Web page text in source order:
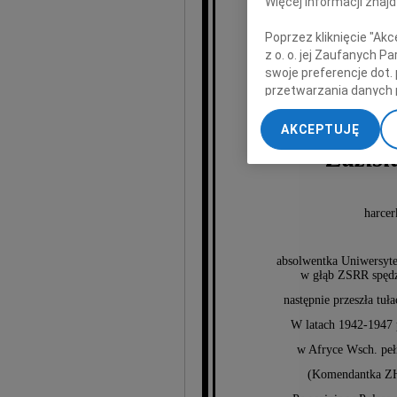
absolwentka
w głąb ZSRR
następnie przeszła
W latach 1942-1947
w Afryce Wsch.
(Komendantka
Poprzez kliknięcie
z o. o. jej Zaufanych
swoje preferencje dot.
przetwarzania danych
„Ustawienia
My, nasi Zaufani
dokładnych danych
Przechowywanie
AKCEPTUJĘ